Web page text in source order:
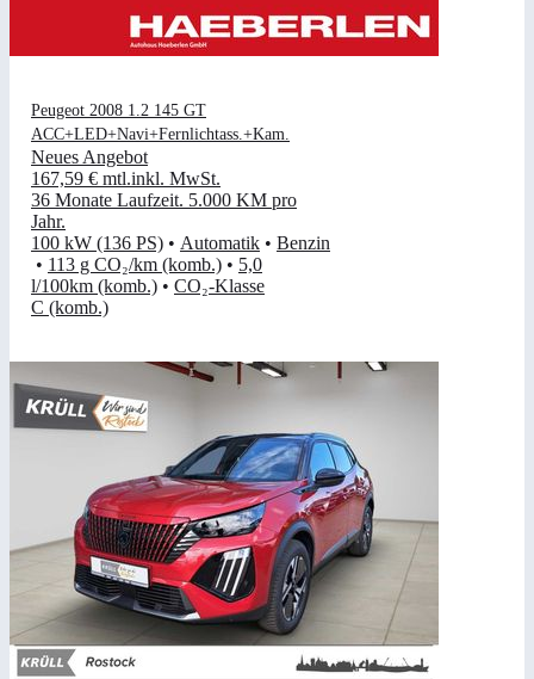
Peugeot 2008 1.2 145 GT
ACC+LED+Navi+Fernlichtass.+Kam.
Neues Angebot
167,59 € mtl.inkl. MwSt.
36 Monate Laufzeit. 5.000 KM pro
Jahr.
100 kW (136 PS) • Automatik • Benzin
• 113 g CO₂/km (komb.) • 5,0
l/100km (komb.) • CO₂-Klasse
C (komb.)